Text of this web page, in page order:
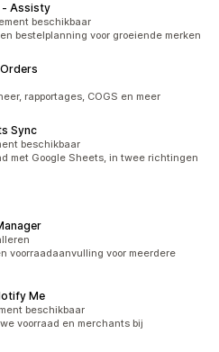
Assisty
beschikbaar
bestelplanning voor groeiende merken
rapportages, COGS en meer
Sync
beschikbaar
met Google Sheets, in twee richtingen
voorraadaanvulling voor meerdere
Me
beschikbaar
voorraad en merchants bij